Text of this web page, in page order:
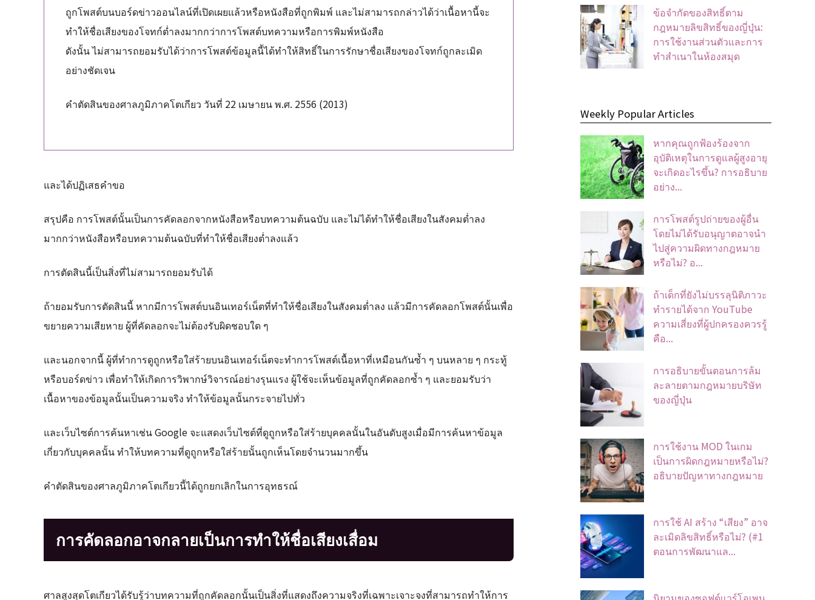
ถูกโพสต์บนบอร์ดข่าวออนไลน์ที่เปิดเผยแล้วหรือหนังสือที่ถูกพิมพ์ และไม่สามารถกล่าวได้ว่าเนื้อหานี้จะ
ทำให้ชื่อเสียงของโจทก์ต่ำลงมากกว่าการโพสต์บทความหรือการพิมพ์หนังสือ
ดังนั้น ไม่สามารถยอมรับได้ว่าการโพสต์ข้อมูลนี้ได้ทำให้สิทธิ์ในการรักษาชื่อเสียงของโจทก์ถูกละเมิด
อย่างชัดเจน
คำตัดสินของศาลภูมิภาคโตเกียว วันที่ 22 เมษายน พ.ศ. 2556 (2013)
และได้ปฏิเสธคำขอ
สรุปคือ การโพสต์นั้นเป็นการคัดลอกจากหนังสือหรือบทความต้นฉบับ และไม่ได้ทำให้ชื่อเสียงในสังคมต่ำลง
มากกว่าหนังสือหรือบทความต้นฉบับที่ทำให้ชื่อเสียงต่ำลงแล้ว
การตัดสินนี้เป็นสิ่งที่ไม่สามารถยอมรับได้
ถ้ายอมรับการตัดสินนี้ หากมีการโพสต์บนอินเทอร์เน็ตที่ทำให้ชื่อเสียงในสังคมต่ำลง แล้วมีการคัดลอกโพสต์นั้นเพื่อ
ขยายความเสียหาย ผู้ที่คัดลอกจะไม่ต้องรับผิดชอบใด ๆ
และนอกจากนี้ ผู้ที่ทำการดูถูกหรือใส่ร้ายบนอินเทอร์เน็ตจะทำการโพสต์เนื้อหาที่เหมือนกันซ้ำ ๆ บนหลาย ๆ กระทู้
หรือบอร์ดข่าว เพื่อทำให้เกิดการวิพากษ์วิจารณ์อย่างรุนแรง ผู้ใช้จะเห็นข้อมูลที่ถูกคัดลอกซ้ำ ๆ และยอมรับว่า
เนื้อหาของข้อมูลนั้นเป็นความจริง ทำให้ข้อมูลนั้นกระจายไปทั่ว
และเว็บไซต์การค้นหาเช่น Google จะแสดงเว็บไซต์ที่ดูถูกหรือใส่ร้ายบุคคลนั้นในอันดับสูงเมื่อมีการค้นหาข้อมูล
เกี่ยวกับบุคคลนั้น ทำให้บทความที่ดูถูกหรือใส่ร้ายนั้นถูกเห็นโดยจำนวนมากขึ้น
คำตัดสินของศาลภูมิภาคโตเกียวนี้ได้ถูกยกเลิกในการอุทธรณ์
การคัดลอกอาจกลายเป็นการทำให้ชื่อเสียงเสื่อม
ศาลสูงสุดโตเกียวได้รับรู้ว่าบทความที่ถูกคัดลอกนั้นเป็นสิ่งที่แสดงถึงความจริงที่เฉพาะเจาะจงที่สามารถทำให้การ
ข้อจํากัดของสิทธิ์ตาม
กฎหมายลิขสิทธิ์ของญี่ปุ่น:
การใช้งานส่วนตัวและการ
ทําสําเนาในห้องสมุด
Weekly Popular Articles
หากคุณถูกฟ้องร้องจาก
อุบัติเหตุในการดูแลผู้สูงอายุ
จะเกิดอะไรขึ้น? การอธิบาย
อย่าง...
การโพสต์รูปถ่ายของผู้อื่น
โดยไม่ได้รับอนุญาตอาจนํา
ไปสู่ความผิดทางกฎหมาย
หรือไม่? อ...
ถ้าเด็กที่ยังไม่บรรลุนิติภาวะ
ทำรายได้จาก YouTube
ความเสี่ยงที่ผู้ปกครองควรรู้
คือ...
การอธิบายขั้นตอนการล้ม
ละลายตามกฎหมายบริษัท
ของญี่ปุ่น
การใช้งาน MOD ในเกม
เป็นการผิดกฎหมายหรือไม่?
อธิบายปัญหาทางกฎหมาย
การใช้ AI สร้าง “เสียง” อาจ
ละเมิดลิขสิทธิ์หรือไม่? (#1
ตอนการพัฒนาแล...